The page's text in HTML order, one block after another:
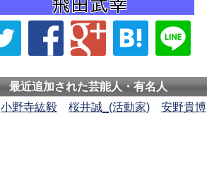
最近追加された芸能人・有名人
小野寺紘毅 桜井誠_(活動家) 安野貴博